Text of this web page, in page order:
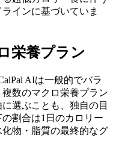
インに基づいていま
栄養プラン
AIは一般的でバラ
数のマクロ栄養プラン
選ぶことも、独自の目
割合は1日のカロリー
物・脂質の最終的なグ